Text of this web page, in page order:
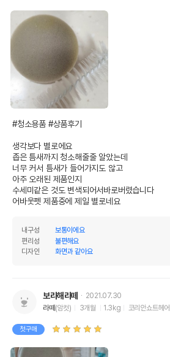
#청소용품 #상품후기
생각보다 별로에요
좁은 틈새까지 청소해줄줄 알았는데
너무 커서 틈새가 들어가지도 않고
아주 오래된 제품인지
수세미같은 것도 변색되어서바로버렸습니다
어바웃펫 제품중에 제일 별로네요
내구성
보통이에요
편리성
불편해요
디자인
화면과 같아요
보라해라떼
2021.07.30
라떼(암컷) 3개월 1.3kg 코리안쇼트헤어
첫구매